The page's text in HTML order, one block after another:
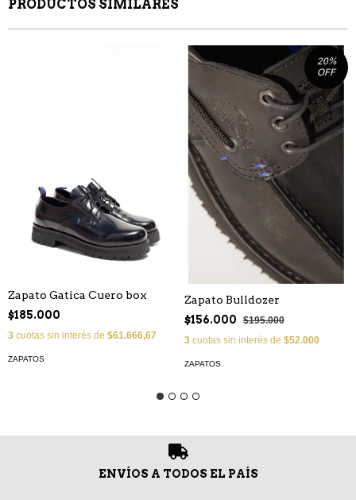
PRODUCTOS SIMILARES
Zapato Gatica Cuero box
$185.000
3 cuotas sin interés de $61.666,67
ZAPATOS
20%
OFF
Zapato Bulldozer
$156.000
$195.000
3cuotas sin interés de $52.000
ZAPATOS
ENVÍOS A TODOS EL PAÍS